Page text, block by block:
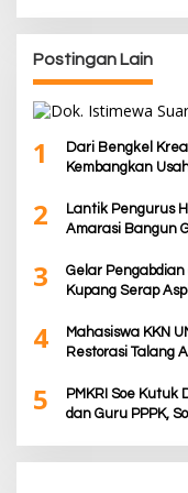
Postingan Lain
1
Dari Bengkel
Kembangkan
2
Lantik Pengurus
Amarasi Bangun
3
Gelar Pengabdian
Kupang Serap
4
Mahasiswa KKN
Restorasi Talang
5
PMKRI Soe
dan Guru PPPK,